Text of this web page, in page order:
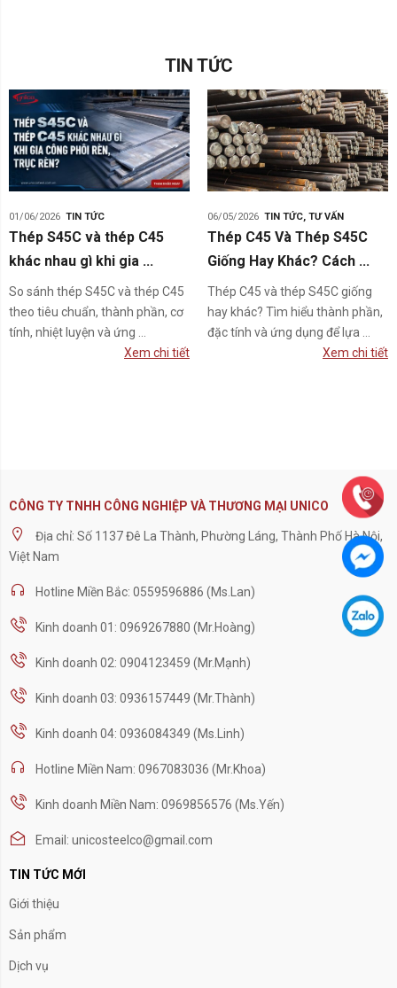
TIN TỨC
01/06/2026 TIN TỨC
Thép S45C và thép C45
khác nhau gì khi gia ...
So sánh thép S45C và thép C45
theo tiêu chuẩn, thành phần, cơ
tính, nhiệt luyện và ứng ...
Xem chi tiết
06/05/2026 TIN TỨC, TƯ VẤN
Thép C45 Và Thép S45C
Giống Hay Khác? Cách ...
Thép C45 và thép S45C giống
hay khác? Tìm hiểu thành phần,
đặc tính và ứng dụng để lựa ...
Xem chi tiết
CÔNG TY TNHH CÔNG NGHIỆP VÀ THƯƠNG MẠI UNICO
Địa chỉ: Số 1137 Đê La Thành, Phường Láng, Thành Phố Hà Nội,
Việt Nam
Hotline Miền Bắc: 0559596886 (Ms.Lan)
Kinh doanh 01: 0969267880 (Mr.Hoàng)
Kinh doanh 02: 0904123459 (Mr.Mạnh)
Kinh doanh 03: 0936157449 (Mr.Thành)
Kinh doanh 04: 0936084349 (Ms.Linh)
Hotline Miền Nam: 0967083036 (Mr.Khoa)
Kinh doanh Miền Nam: 0969856576 (Ms.Yến)
Email: unicosteelco@gmail.com
TIN TỨC MỚI
Giới thiệu
Sản phẩm
Dịch vụ